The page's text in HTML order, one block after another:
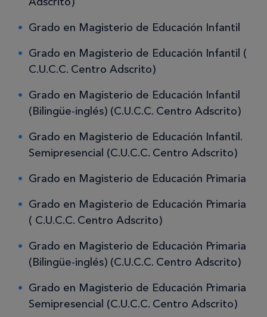
Grado en Magisterio de Educación Infantil
Grado en Magisterio de Educación Infantil (
C.U.C.C. Centro Adscrito)
Grado en Magisterio de Educación Infantil
(Bilingüe-inglés) (C.U.C.C. Centro Adscrito)
Grado en Magisterio de Educación Infantil.
Semipresencial (C.U.C.C. Centro Adscrito)
Grado en Magisterio de Educación Primaria
Grado en Magisterio de Educación Primaria
( C.U.C.C. Centro Adscrito)
Grado en Magisterio de Educación Primaria
(Bilingüe-inglés) (C.U.C.C. Centro Adscrito)
Grado en Magisterio de Educación Primaria
Semipresencial (C.U.C.C. Centro Adscrito)